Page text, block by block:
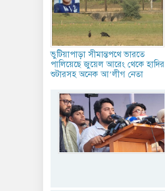
ভুটিয়াপাড়া সীমান্তপথে ভারতে
পালিয়েছে জুয়েল আরেং থেকে হাদির
শুটারসহ অনেক আ’লীগ নেতা